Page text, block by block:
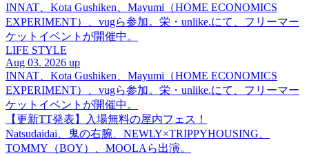
INNAT、Kota Gushiken、Mayumi（HOME ECONOMICS
EXPERIMENT）、vugら参加。栄・unlike.にて、フリーマー
ケットイベントが開催中。
LIFE STYLE
Aug 03. 2026 up
INNAT、Kota Gushiken、Mayumi（HOME ECONOMICS
EXPERIMENT）、vugら参加。栄・unlike.にて、フリーマー
ケットイベントが開催中。
【更新TT発表】入場無料の屋内フェス！
Natsudaidai、鬼の右腕、NEWLY×TRIPPYHOUSING、
TOMMY（BOY）、MOOLAら出演。